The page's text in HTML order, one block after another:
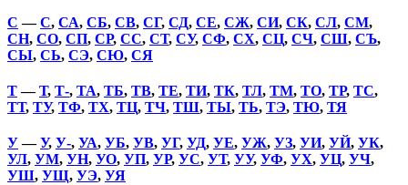
С —С, СА, СБ, СВ, СГ, СД, СЕ, СЖ, СИ, СК, СЛ, СМ,
СН, СО, СП, СР, СС, СТ, СУ, СФ, СХ, СЦ, СЧ, СШ, СЪ,
СЫ, СЬ, СЭ, СЮ, СЯ
Т—Т, Т-, ТА, ТБ, ТВ, ТЕ, ТИ, ТК, ТЛ, ТМ, ТО, ТР, ТС,
ТТ, ТУ, ТФ, ТХ, ТЦ, ТЧ, ТШ, ТЫ, ТЬ, ТЭ, ТЮ, ТЯ
У—У, У-, УА, УБ, УВ, УГ, УД, УЕ, УЖ, УЗ, УИ, УЙ, УК,
УЛ, УМ, УН, УО, УП, УР, УС, УТ, УУ, УФ, УХ, УЦ, УЧ,
УШ, УЩ, УЭ, УЯ